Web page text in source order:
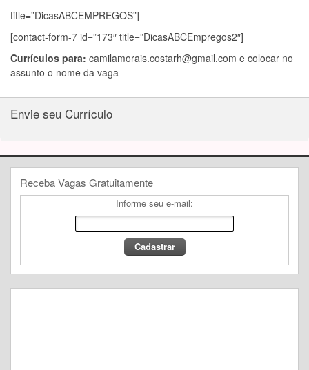
title=”DicasABCEMPREGOS”]
[contact-form-7 id=”173″ title=”DicasABCEmpregos2″]
Currículos para: camilamorais.costarh@gmail.com e colocar no
assunto o nome da vaga
Envie seu Currículo
Receba Vagas Gratuitamente
Informe seu e-mail: